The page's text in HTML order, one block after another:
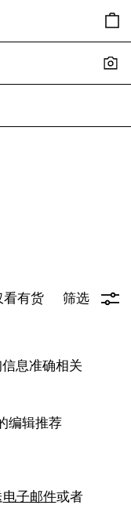
看有货 筛选
息准确相关
编辑推荐
电子邮件或者